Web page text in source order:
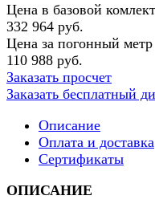
Цена в базовой
332 964 руб.
Цена за погонный метр
110 988 руб.
Заказать просчет
Заказать бесплатный
Описание
Оплата и доставка
Сертификаты
ОПИСАНИЕ